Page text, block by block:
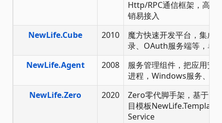
Http/RPC通信框架，高吞
销易接入
NewLife.Cube
2010
魔方快速开发平台，集成
录、OAuth服务端等，单
NewLife.Agent
2008
服务管理组件，把应用安
进程，Windows服务、
NewLife.Zero
2020
Zero零代脚手架，基于
目模板
Service